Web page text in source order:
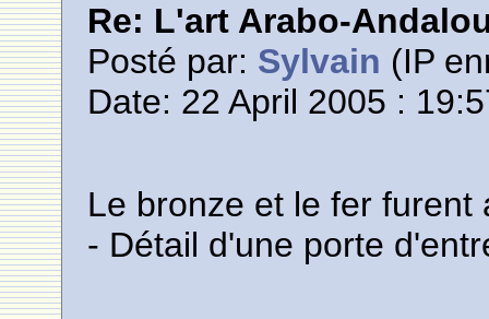
Re: L'art Arabo-
Posté par: Sylvain (IP
Date: 22 April 2005 :
Le bronze et le fer
- Détail d'une porte